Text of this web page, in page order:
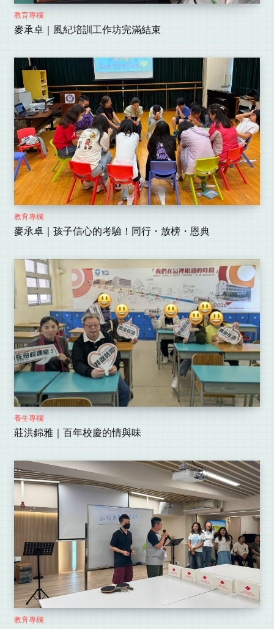
教育專欄
麥承卓｜風紀培訓工作坊完滿結束
教育專欄
麥承卓｜孩子信心的考驗！同行・放榜・恩典
養生專欄
莊洪錦雅｜百年校慶的情與味
教育專欄